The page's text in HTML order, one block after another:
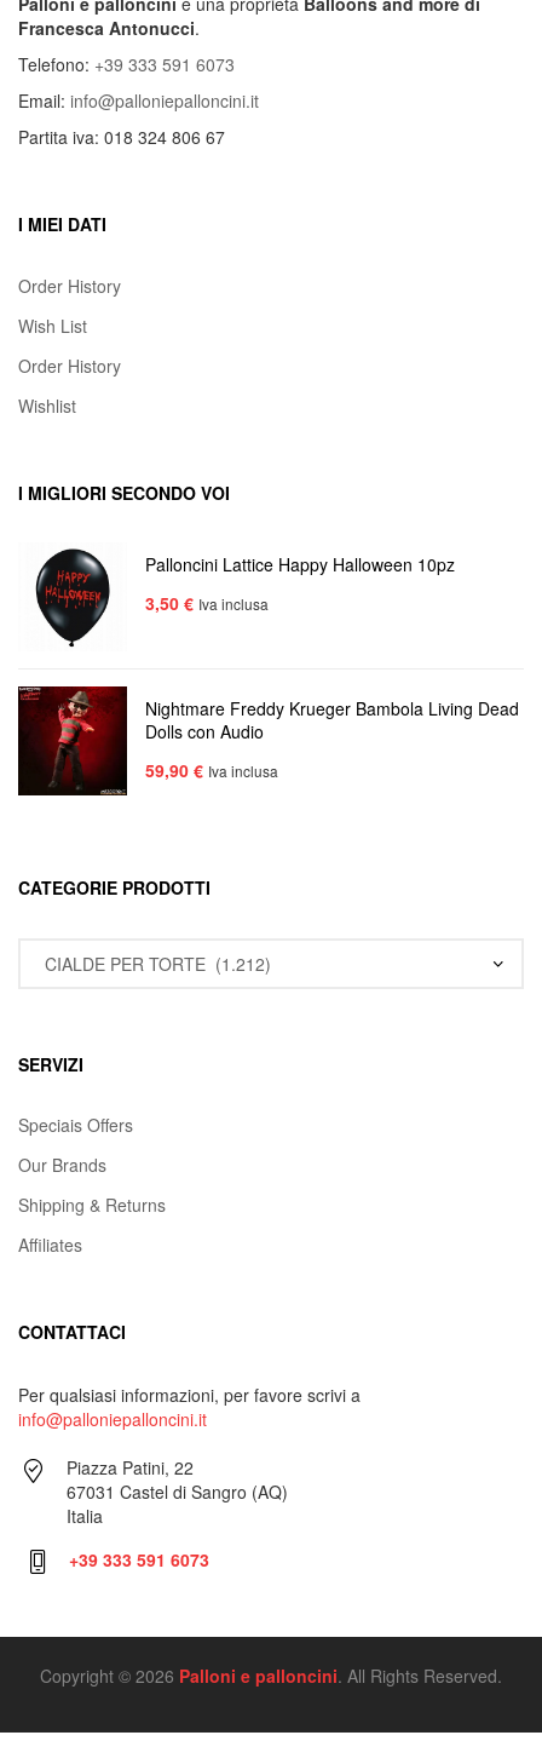
Francesca Antonucci.
Telefono: +39 333 591 6073
Email: info@palloniepalloncini.it
Partita iva: 018 324 806 67
I MIEI DATI
Order History
Wish List
Order History
Wishlist
I MIGLIORI SECONDO VOI
Palloncini Lattice Happy Halloween 10pz
3,50 € Iva inclusa
Nightmare Freddy Krueger Bambola Living Dead
Dolls con Audio
59,90 € Iva inclusa
CATEGORIE PRODOTTI
SERVIZI
Speciais Offers
Our Brands
Shipping & Returns
Affiliates
CONTATTACI
Per qualsiasi informazioni, per favore scrivi a
info@palloniepalloncini.it
Piazza Patini, 22
67031 Castel di Sangro (AQ)
Italia
+39 333 591 6073
Copyright © 2026 Palloni e palloncini. All Rights Reserved.